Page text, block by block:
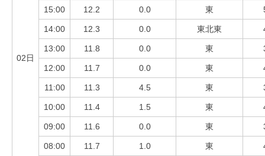
02日
15:00 12.2 0.0 東
14:00 12.3 0.0 東北東
13:00 11.8 0.0 東
12:00 11.7 0.0 東
11:00 11.3 4.5 東
10:00 11.4 1.5 東
09:00 11.6 0.0 東
08:00 11.7 1.0 東